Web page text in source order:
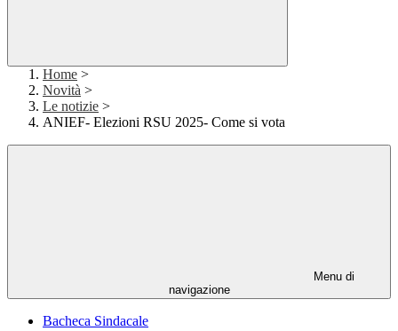
Home >
Novità >
Le notizie >
ANIEF- Elezioni RSU 2025- Come si vota
Menu di
navigazione
Bacheca Sindacale